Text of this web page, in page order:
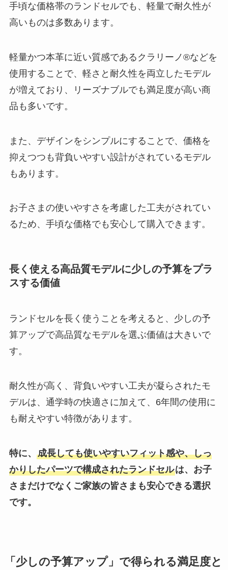
手頃な価格帯のランドセルでも、軽量で耐久性が
高いものは多数あります。
軽量かつ本革に近い質感であるクラリーノ®などを
使用することで、軽さと耐久性を両立したモデル
が増えており、リーズナブルでも満足度が高い商
品も多いです。
また、デザインをシンプルにすることで、価格を
抑えつつも背負いやすい設計がされているモデル
もあります。
お子さまの使いやすさを考慮した工夫がされてい
るため、手頃な価格でも安心して購入できます。
長く使える高品質モデルに少しの予算をプラ
スする価値
ランドセルを長く使うことを考えると、少しの予
算アップで高品質なモデルを選ぶ価値は大きいで
す。
耐久性が高く、背負いやすい工夫が凝らされたモ
デルは、通学時の快適さに加えて、6年間の使用に
も耐えやすい特徴があります。
特に、 成長しても使いやすいフィット感や、しっ
かりしたパーツで構成されたランドセルは、お子
さまだけでなくご家族の皆さまも安心できる選択
です。
「少しの予算アップ」で得られる満足度と